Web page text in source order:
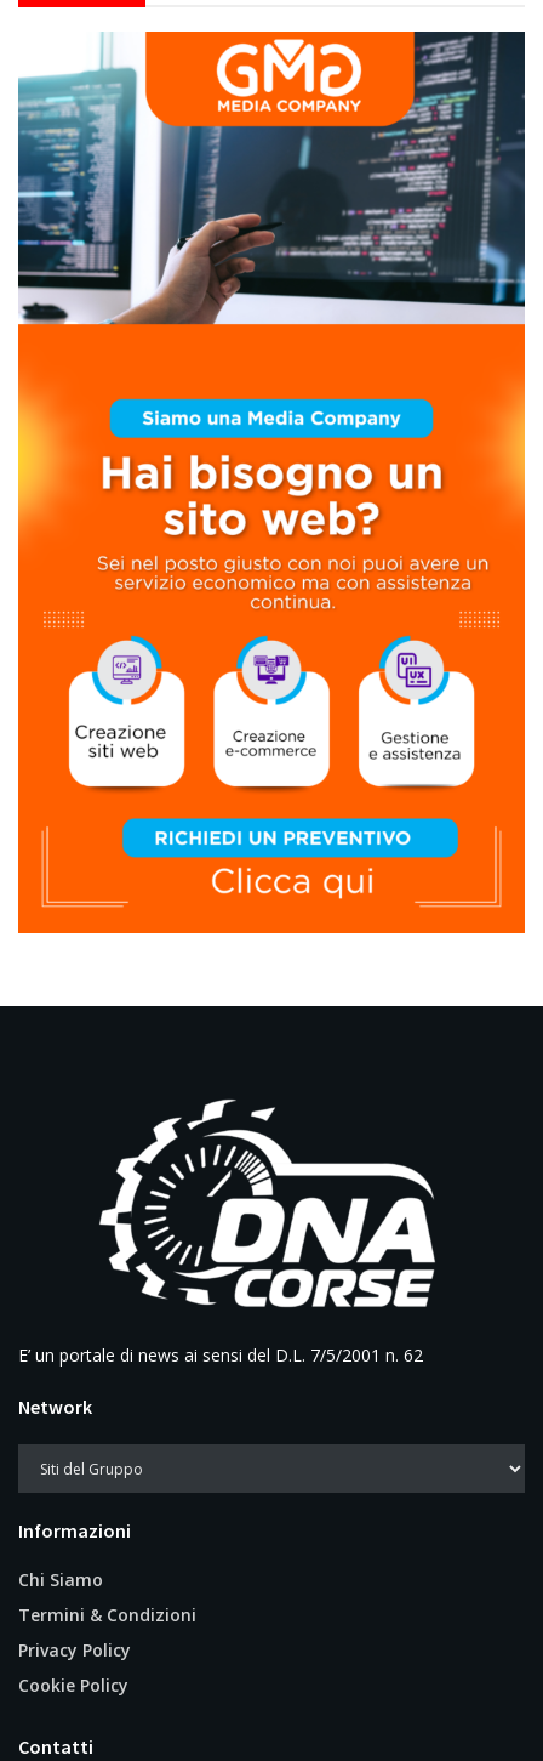
E’ un portale di news ai sensi del D.L. 7/5/2001 n. 62
Network
Informazioni
Chi Siamo
Termini & Condizioni
Privacy Policy
Cookie Policy
Contatti